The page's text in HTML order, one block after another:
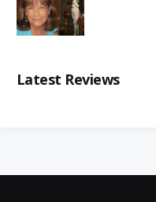
Latest Reviews